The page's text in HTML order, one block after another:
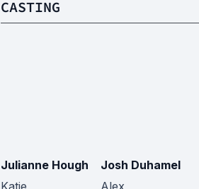
CASTING
Julianne Hough
Katie
Josh Duhamel
Alex